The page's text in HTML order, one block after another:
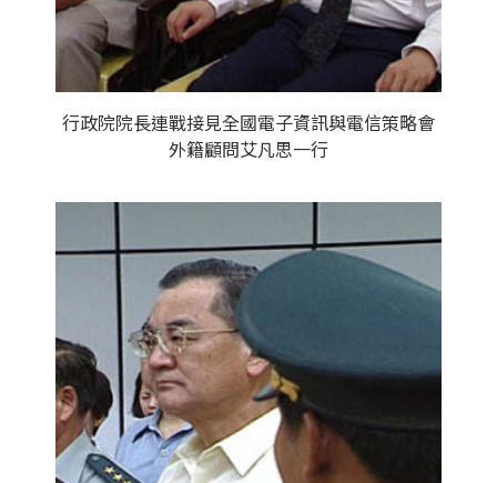
行政院院長連戰接見全國電子資訊與電信策略會
外籍顧問艾凡思一行